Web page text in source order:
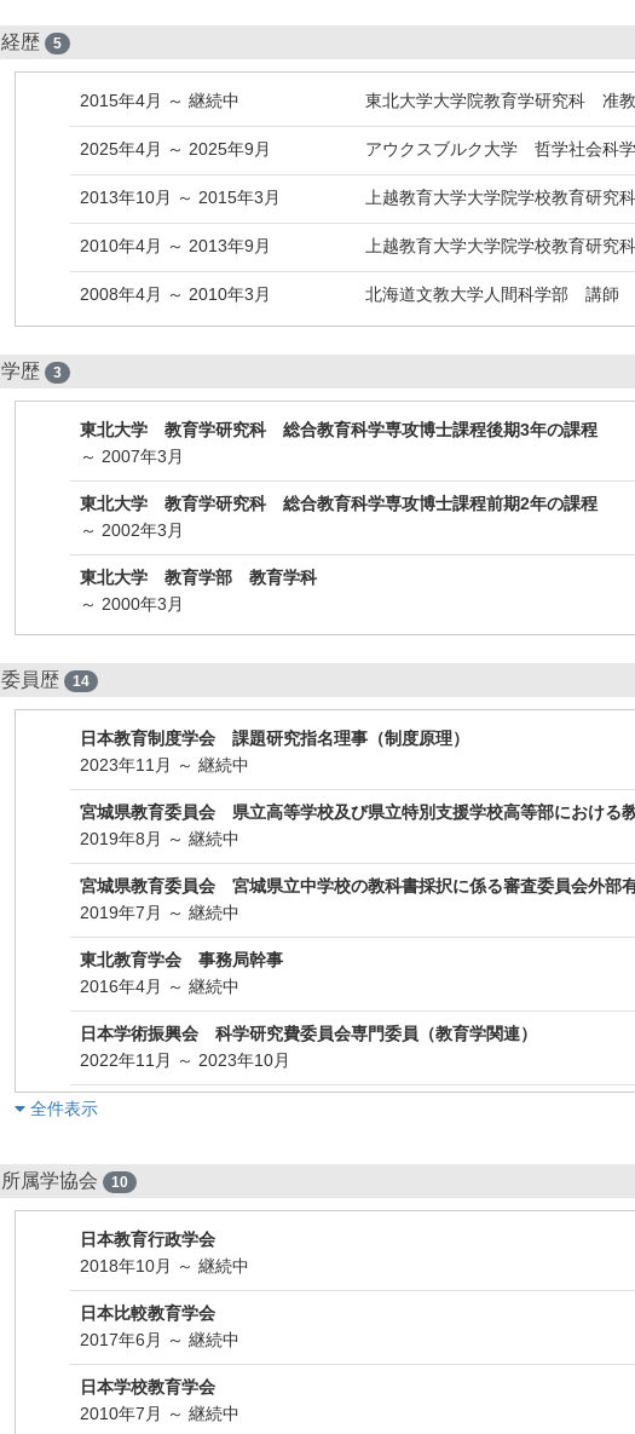
経歴 5
2015年4月 ～ 継続中 東北大学大学院教育学研究科 准
2025年4月 ～ 2025年9月 アウクスブルク大学 哲学社会科
2013年10月 ～ 2015年3月 上越教育大学大学院学校教育研
2010年4月 ～ 2013年9月 上越教育大学大学院学校教育研究
2008年4月 ～ 2010年3月 北海道文教大学人間科学部 講師
学歴 3
東北大学 教育学研究科 総合教育科学専攻博士課程後期3年の課程
～ 2007年3月
東北大学 教育学研究科 総合教育科学専攻博士課程前期2年の課程
～ 2002年3月
東北大学 教育学部 教育学科
～ 2000年3月
委員歴 14
日本教育制度学会 課題研究指名理事（制度原理）
2023年11月 ～ 継続中
宮城県教育委員会 県立高等学校及び県立特別支援学校高等部における
2019年8月 ～ 継続中
宮城県教育委員会 宮城県立中学校の教科書採択に係る審査委員会外部
2019年7月 ～ 継続中
東北教育学会 事務局幹事
2016年4月 ～ 継続中
日本学術振興会 科学研究費委員会専門委員（教育学関連）
2022年11月 ～ 2023年10月
︎全件表示
所属学協会 10
日本教育行政学会
2018年10月 ～ 継続中
日本比較教育学会
2017年6月 ～ 継続中
日本学校教育学会
2010年7月 ～ 継続中